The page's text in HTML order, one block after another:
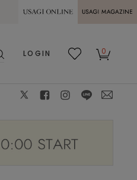
熊本県熊本地方を震源とする地震の影響に
MAGAZINE
LOGIN
0